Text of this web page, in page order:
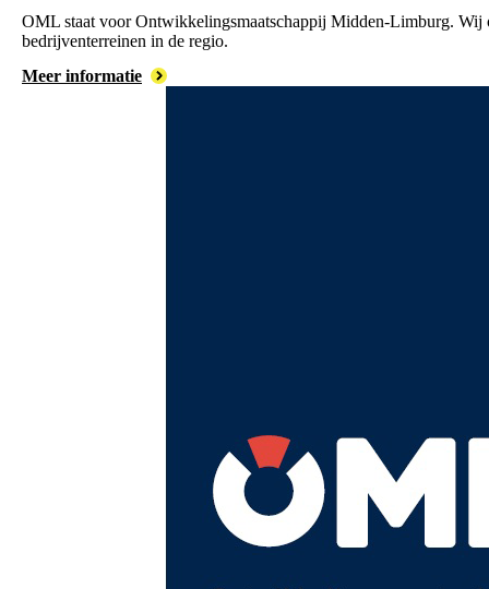
OML staat voor Ontwikkelingsmaatschappij Midden-Limburg. Wij
bedrijventerreinen in de regio.
Meer informatie